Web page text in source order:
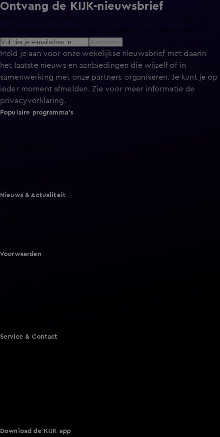
Ontvang de KIJK-nieuwsbrief
Meld je aan voor onze wekelijkse nieuwsbrief met daarin
het laatste nieuws en aanbiedingen die wijzelf of in
samenwerking met onze partners organiseren. Je kunt je op
ieder moment afmelden. Zie voor meer informatie de
privacyverklaring.
Populaire programma's
Nieuws & Actualiteit
Voorwaarden
Service & Contact
Download de KIJK app